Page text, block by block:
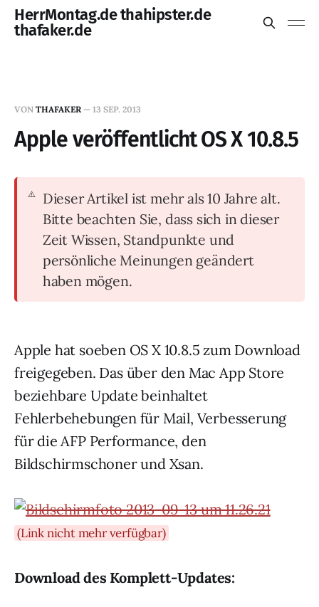
HerrMontag.de thahipster.de
thafaker.de
VON THAFAKER — 13 SEP. 2013
Apple veröffentlicht OS X 10.8.5
Dieser Artikel ist mehr als 10 Jahre alt.
Bitte beachten Sie, dass sich in dieser
Zeit Wissen, Standpunkte und
persönliche Meinungen geändert
haben mögen.
Apple hat soeben OS X 10.8.5 zum Download
freigegeben. Das über den Mac App Store
beziehbare Update beinhaltet
Fehlerbehebungen für Mail, Verbesserung
für die AFP Performance, den
Bildschirmschoner und Xsan.
(Link nicht mehr verfügbar)
Download des Komplett-Updates: